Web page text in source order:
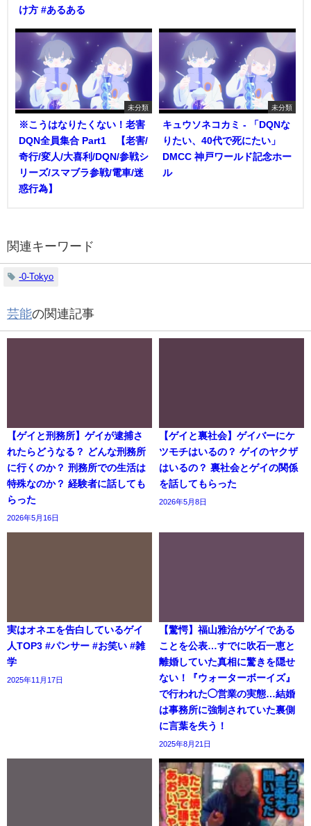
け方 #あるある
未分類
※こうはなりたくない！老害
DQN全員集合 Part1 【老害/
奇行/変人/大喜利/DQN/参戦シ
リーズ/スマブラ参戦/電車/迷
惑行為】
未分類
キュウソネコカミ - 「DQNな
りたい、40代で死にたい」
DMCC 神戸ワールド記念ホー
ル
関連キーワード
-0-Tokyo
芸能の関連記事
【ゲイと刑務所】ゲイが逮捕さ
れたらどうなる？ どんな刑務所
に行くのか？ 刑務所での生活は
特殊なのか？ 経験者に話しても
らった
2026年5月16日
【ゲイと裏社会】ゲイバーにケ
ツモチはいるの？ ゲイのヤクザ
はいるの？ 裏社会とゲイの関係
を話してもらった
2026年5月8日
実はオネエを告白しているゲイ
人TOP3 #パンサー #お笑い #雑
学
2025年11月17日
【驚愕】福山雅治がゲイである
ことを公表…すでに吹石一恵と
離婚していた真相に驚きを隠せ
ない！『ウォーターボーイズ』
で行われた◯営業の実態…結婚
は事務所に強制されていた裏側
に言葉を失う！
2025年8月21日